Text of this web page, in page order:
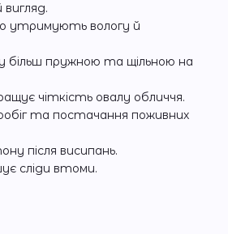
утримують вологу й
більш пружною та щільною на
чіткість овалу обличчя.
та постачання поживних
після висипань.
сліди втоми.